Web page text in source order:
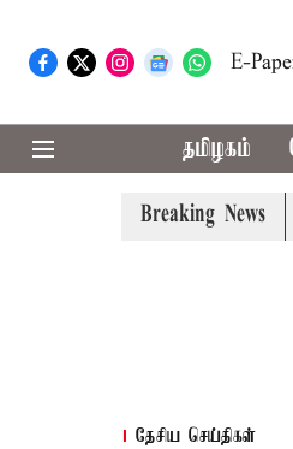
E-
தமிழகம்
Breaking News
பெற்றார் சங்கீதா கோவை,
தேசிய செய்திகள்